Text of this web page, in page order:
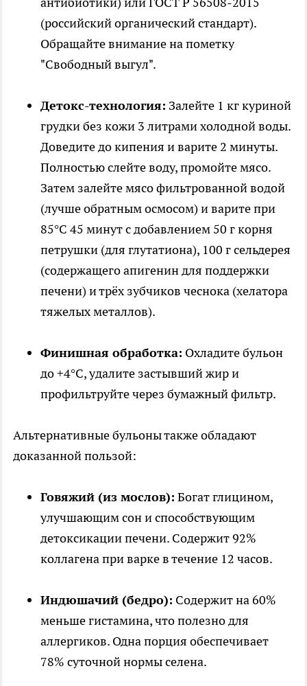
(российский органический стандарт).
Обращайте внимание на пометку
"Свободный выгул".
Детокс-технология: Залейте 1 кг куриной
грудки без кожи 3 литрами холодной воды.
Доведите до кипения и варите 2 минуты.
Полностью слейте воду, промойте мясо.
Затем залейте мясо фильтрованной водой
(лучше обратным осмосом) и варите при
85°C 45 минут с добавлением 50 г корня
петрушки (для глутатиона), 100 г сельдерея
(содержащего апигенин для поддержки
печени) и трёх зубчиков чеснока (хелатора
тяжелых металлов).
Финишная обработка: Охладите бульон
до +4°C, удалите застывший жир и
профильтруйте через бумажный фильтр.
Альтернативные бульоны также обладают
доказанной пользой:
Говяжий (из мослов): Богат глицином,
улучшающим сон и способствующим
детоксикации печени. Содержит 92%
коллагена при варке в течение 12 часов.
Индюшачий (бедро): Содержит на 60%
меньше гистамина, что полезно для
аллергиков. Одна порция обеспечивает
78% суточной нормы селена.